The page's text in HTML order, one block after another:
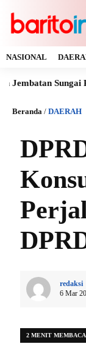
NASIONAL
Sungai Patake,
Beranda / DAERAH
redaksi
6 Mar
2 MENIT MEMBACA